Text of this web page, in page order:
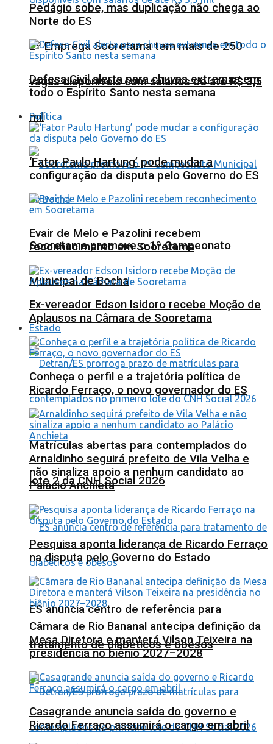
2º Emprega Sooretama tem mais de 250
vagas disponíveis com salários de até R$ 3,5
mil
Sooretama promove o 1º Campeonato
Municipal de Bocha
Estado
Matrículas abertas para contemplados do
lote 2 da CNH Social 2026
ES anuncia centro de referência para
tratamento de diabéticos e obesos
Pedágio sobe, mas duplicação não chega ao
Norte do ES
Defesa Civil alerta para chuvas extremas em
todo o Espírito Santo nesta semana
Política
‘Fator Paulo Hartung’ pode mudar a
configuração da disputa pelo Governo do ES
Evair de Melo e Pazolini recebem
reconhecimento em Sooretama
Ex-vereador Edson Isidoro recebe Moção de
Aplausos na Câmara de Sooretama
Conheça o perfil e a trajetória política de
Ricardo Ferraço, o novo governador do ES
Arnaldinho seguirá prefeito de Vila Velha e
não sinaliza apoio a nenhum candidato ao
Palácio Anchieta
Pesquisa aponta liderança de Ricardo Ferraço
na disputa pelo Governo do Estado
Câmara de Rio Bananal antecipa definição da
Mesa Diretora e manterá Vilson Teixeira na
presidência no biênio 2027–2028
Casagrande anuncia saída do governo e
Ricardo Ferraço assumirá o cargo em abril